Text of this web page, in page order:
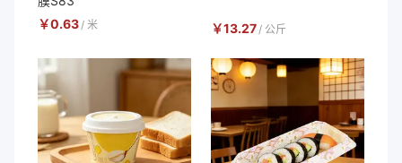
￥0.63 / 米 ￥13.27/ 公斤